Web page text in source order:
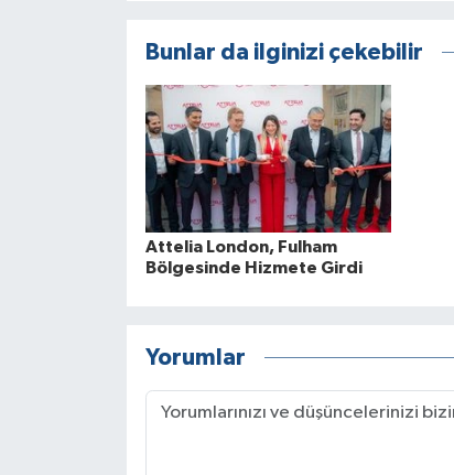
Bunlar da ilginizi çekebilir
Attelia London, Fulham
Bölgesinde Hizmete Girdi
Yorumlar